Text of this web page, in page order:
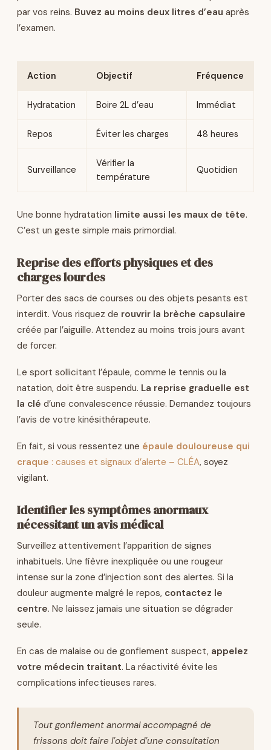
par vos reins. Buvez au moins deux litres d’eau après
l’examen.
Action Objectif Fréquence
Hydratation Boire 2L d’eau Immédiat
Repos Éviter les charges 48 heures
Surveillance
Vérifier la
température
Quotidien
Une bonne hydratation limite aussi les maux de tête.
C’est un geste simple mais primordial.
Reprise des efforts physiques et des
charges lourdes
Porter des sacs de courses ou des objets pesants est
interdit. Vous risquez de rouvrir la brèche capsulaire
créée par l’aiguille. Attendez au moins trois jours avant
de forcer.
Le sport sollicitant l’épaule, comme le tennis ou la
natation, doit être suspendu. La reprise graduelle est
la clé d’une convalescence réussie. Demandez toujours
l’avis de votre kinésithérapeute.
En fait, si vous ressentez une épaule douloureuse qui
craque : causes et signaux d’alerte – CLÉA, soyez
vigilant.
Identifier les symptômes anormaux
nécessitant un avis médical
Surveillez attentivement l’apparition de signes
inhabituels. Une fièvre inexpliquée ou une rougeur
intense sur la zone d’injection sont des alertes. Si la
douleur augmente malgré le repos, contactez le
centre. Ne laissez jamais une situation se dégrader
seule.
En cas de malaise ou de gonflement suspect, appelez
votre médecin traitant. La réactivité évite les
complications infectieuses rares.
Tout gonflement anormal accompagné de
frissons doit faire l’objet d’une consultation